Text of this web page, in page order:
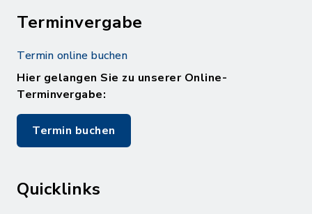
Terminvergabe
Termin online buchen
Hier gelangen Sie zu unserer Online-
Terminvergabe:
Termin buchen
Quicklinks